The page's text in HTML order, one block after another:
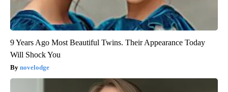
9 Years Ago Most Beautiful Twins. Their Appearance Today
Will Shock You
novelodge